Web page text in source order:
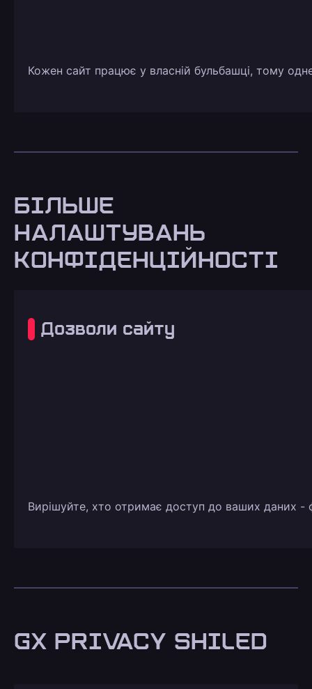
Кожен сайт працює у власній бульбашці, тому
БІЛЬШЕ
НАЛАШТУВАНЬ
КОНФІДЕНЦІЙНОСТІ
Дозволи сайту
Вирішуйте, хто отримає доступ до ваших даних -
GX PRIVACY SHILED